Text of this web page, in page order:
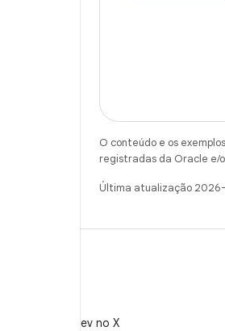
O conteúdo e os
registradas da Oracle e/
Última atualização
Siga @AndroidDev no X